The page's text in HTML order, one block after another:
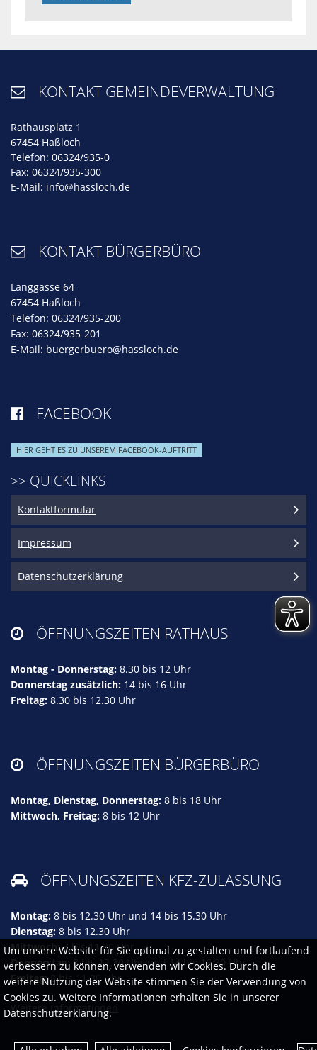
 KONTAKT GEMEINDEVERWALTUNG
Rathausplatz 1
67454 Haßloch
Telefon: 06324/935-0
Fax: 06324/935-300
E-Mail: info@hassloch.de
 KONTAKT BÜRGERBÜRO
Langgasse 64
67454 Haßloch
Telefon: 06324/935-200
Fax: 06324/935-201
E-Mail: buergerbuero@hassloch.de
 FACEBOOK
HIER GEHT ES ZU UNSEREM FACEBOOK-AUFTRITT
>> QUICKLINKS
Kontaktformular
Impressum
Datenschutzerklärung
 ÖFFNUNGSZEITEN RATHAUS
Montag - Donnerstag: 8.30 bis 12 Uhr
Donnerstag zusätzlich: 14 bis 16 Uhr
Freitag: 8.30 bis 12.30 Uhr
 ÖFFNUNGSZEITEN BÜRGERBÜRO
Montag, Dienstag, Donnerstag: 8 bis 18 Uhr
Mittwoch, Freitag: 8 bis 12 Uhr
 ÖFFNUNGSZEITEN KFZ-ZULASSUNG
Montag: 8 bis 12.30 Uhr und 14 bis 15.30 Uhr
Dienstag: 8 bis 12.30 Uhr
Mittwoch:8 bis 11.30 Uhr
Donnerstag: 8 bis 12.30 Uhr und 14 bis 16.30 Uhr
Freitag:8 bis 11.30 Uhr
Weitere Informationen
Um unsere Website für Sie optimal zu gestalten und fortlaufend
verbessern zu können, verwenden wir Cookies. Durch die
weitere Nutzung der Website stimmen Sie der Verwendung von
Cookies zu. Weitere Informationen erhalten Sie in unserer
Datenschutzerklärung.